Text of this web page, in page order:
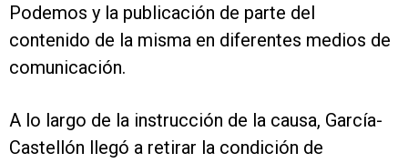
Podemos y la publicación de parte del
contenido de la misma en diferentes medios de
comunicación.
A lo largo de la instrucción de la causa, García-
Castellón llegó a retirar la condición de